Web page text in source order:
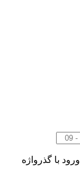
ورود با گذرواژه